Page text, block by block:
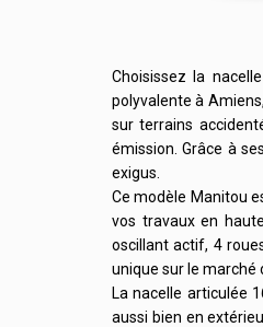
Choisissez la
polyvalente à
sur terrains
émission. Grâce à
exigus.
Ce modèle Manitou
vos travaux en
oscillant actif, 4
unique sur le marché
La nacelle articulée
aussi bien en